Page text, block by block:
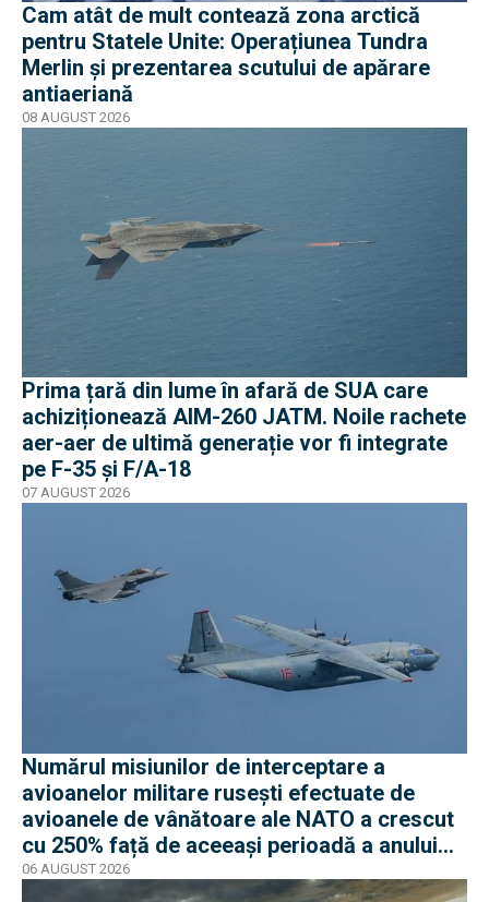
Cam atât de mult contează zona arctică
pentru Statele Unite: Operațiunea Tundra
Merlin şi prezentarea scutului de apărare
antiaeriană
08 AUGUST 2026
Prima țară din lume în afară de SUA care
achiziționează AIM-260 JATM. Noile rachete
aer-aer de ultimă generație vor fi integrate
pe F-35 și F/A-18
07 AUGUST 2026
Numărul misiunilor de interceptare a
avioanelor militare rusești efectuate de
avioanele de vânătoare ale NATO a crescut
cu 250% față de aceeași perioadă a anului
trecut
06 AUGUST 2026